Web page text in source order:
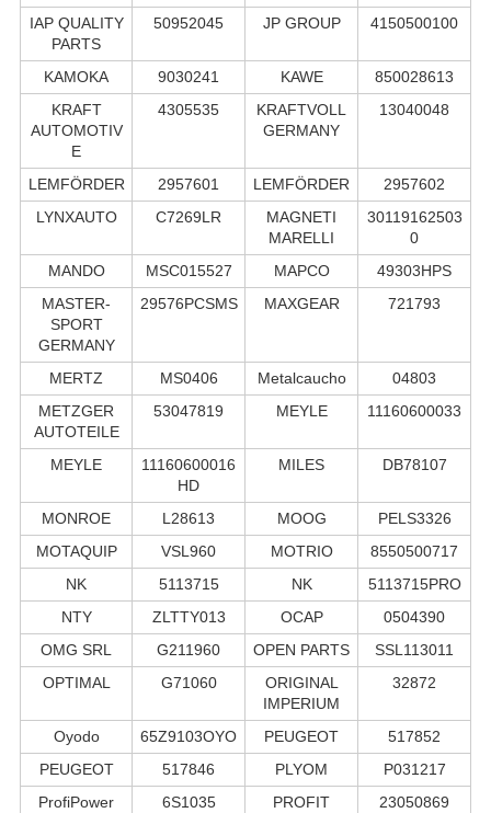
IAP QUALITY
PARTS
50952045 JP GROUP 4150500100
KAMOKA 9030241 KAWE
850028613
KRAFT
AUTOMOTIV
E
4305535
KRAFTVOLL
GERMANY
13040048
LEMFÖRDER 2957601 LEMFÖRDER
2957602
LYNXAUTO
C7269LR
MAGNETI
MARELLI
30119162503
0
MANDO
MSC015527 MAPCO
49303HPS
MASTER-
SPORT
GERMANY
29576PCSMS MAXGEAR 721793
MERTZ MS0406 Metalcaucho
04803
METZGER
AUTOTEILE
53047819 MEYLE 11160600033
MEYLE
11160600016
HD
MILES DB78107
MONROE L28613 MOOG
PELS3326
MOTAQUIP
VSL960 MOTRIO
8550500717
NK
5113715 NK
5113715PRO
NTY
ZLTTY013 OCAP
0504390
OMG SRL
G211960 OPEN PARTS
SSL113011
OPTIMAL
G71060
ORIGINAL
IMPERIUM
32872
Oyodo 65Z9103OYO PEUGEOT
517852
PEUGEOT
517846 PLYOM
P031217
ProfiPower
6S1035 PROFIT
23050869